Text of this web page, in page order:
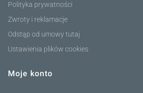
Polityka prywatności
Zwroty i reklamacje
Odstąp od umowy tutaj
Ustawienia plików cookies
Moje konto